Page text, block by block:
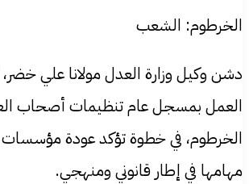
الخرطوم: الشعب
دشن وكيل وزارة العدل مولانا علي
العمل بمسجل عام تنظيمات أصحاب
الخرطوم، في خطوة تؤكد عودة مؤسسات
مهامها في إطار قانوني ومنهجي.